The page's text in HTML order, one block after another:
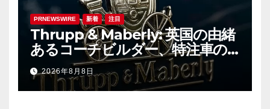
PRNEWSWIRE 新着 注目
Thrupp & Maberly: 英国の由緒
あるコーチビルダー、特注車の
新時代へ
2026年8月8日